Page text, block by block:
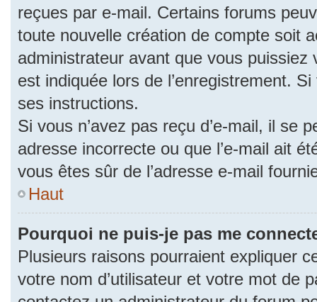
reçues par e-mail. Certains forums
toute nouvelle création de compte soit
administrateur avant que vous
est indiquée lors de l’enregistrement.
ses instructions.
Si vous n’avez pas reçu d’e-mail, il se
adresse incorrecte ou que l’e-mail ait
vous êtes sûr de l’adresse e-mail
Haut
Pourquoi ne puis-je pas me
Plusieurs raisons pourraient expliquer
votre nom d’utilisateur et votre mot de